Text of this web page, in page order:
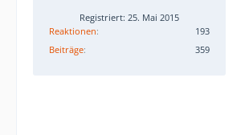
Registriert: 25. Mai 2015
Reaktionen
193
Beiträge
359